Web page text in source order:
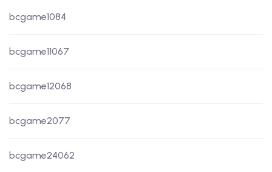
bcgame1084
bcgame11067
bcgame12068
bcgame2077
bcgame24062